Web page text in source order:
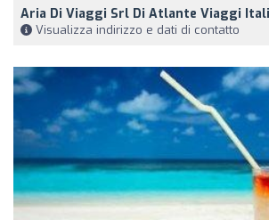
Aria Di Viaggi Srl Di Atlante Viaggi
Visualizza indirizzo e dati di contatto